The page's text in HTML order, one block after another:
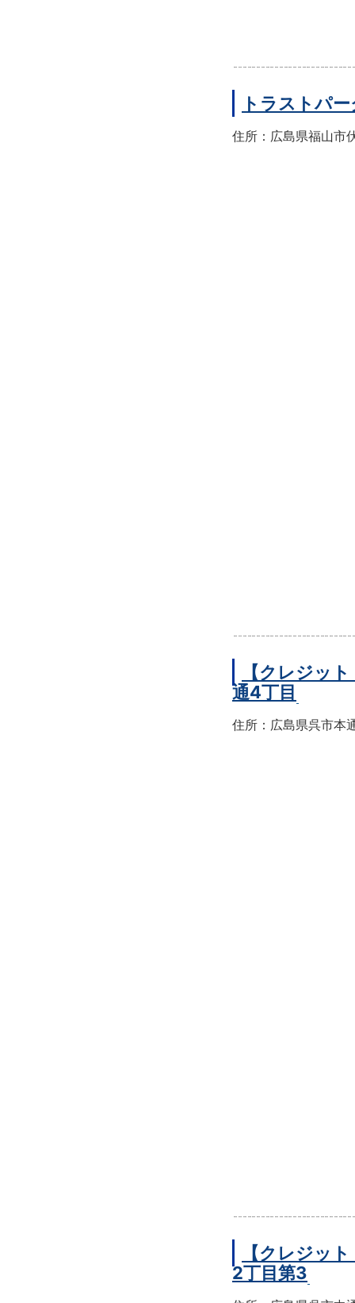
トラストパ
住所：広島県福山市
【クレジッ
通4丁目
住所：広島県呉市本
【クレジッ
2丁目第3